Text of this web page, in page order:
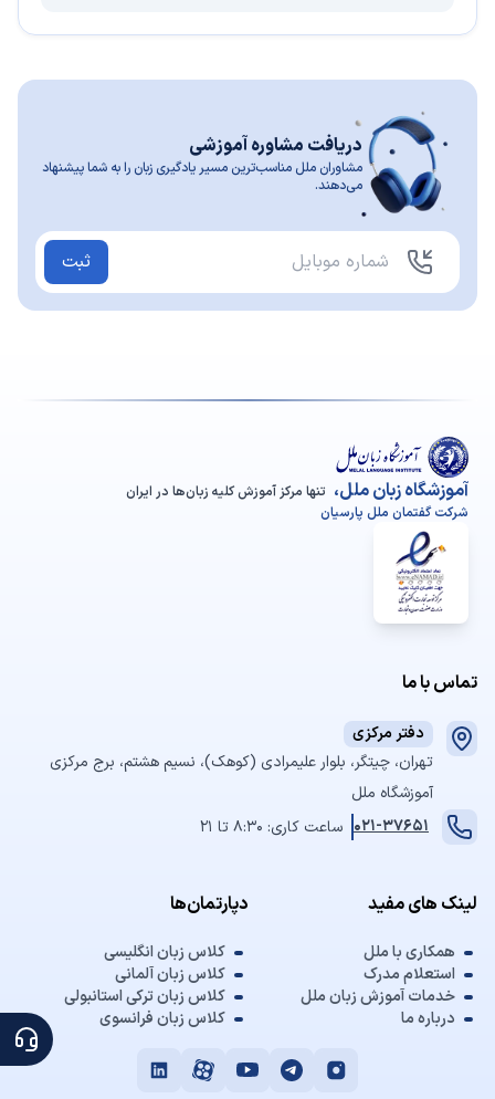
دریافت مشاوره آموزشی
مشاوران ملل مناسب‌ترین مسیر یادگیری زبان را به شما پیشنهاد
می‌دهند.
ثبت
آموزشگاه زبان ملل، تنها مرکز آموزش کلیه زبان‌ها در ایران
شرکت گفتمان ملل پارسیان
تماس با ما
دفتر مرکزی
تهران، چیتگر، بلوار علیمرادی (کوهک)، نسیم هشتم، برج مرکزی
آموزشگاه ملل
021-37651 ساعت کاری: 8:30 تا 21
لینک های مفید
همکاری با ملل
استعلام مدرک
خدمات آموزش زبان ملل
درباره ما
دپارتمان‌ها
کلاس زبان انگلیسی
کلاس زبان آلمانی
کلاس زبان ترکی استانبولی
کلاس زبان فرانسوی